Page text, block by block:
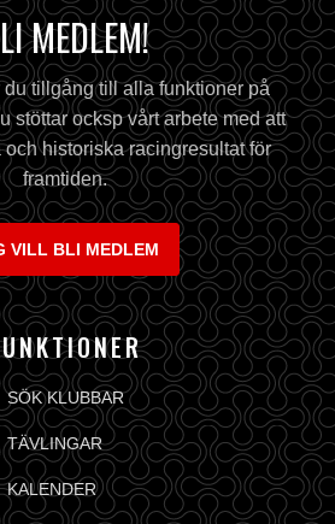
MEDLEM!
du tillgång till alla funktioner på
stöttar ocksp vårt arbete med att
historiska racingresultat för
framtiden.
VILL BLI MEDLEM
SÖK KLUBBAR
TÄVLINGAR
KALENDER